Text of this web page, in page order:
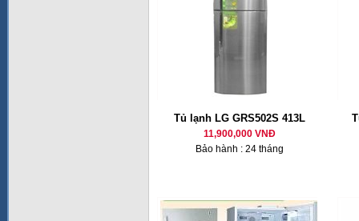
Tủ lạnh LG GRS502S 413L
11,900,000 VNĐ
Bảo hành : 24 tháng